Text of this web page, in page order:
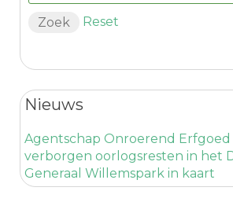
Reset
Nieuws
Agentschap Onroerend
verborgen oorlogsresten in het
Generaal Willemspark in kaart